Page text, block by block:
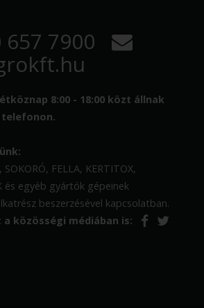
657 7900
8:00 - 18:00 közt állnak
telefonon.
FELLA, KERTITOX,
és egyéb gyártók gépeinek
beszerzésével kapcsolatban.
a közösségi médiában is: